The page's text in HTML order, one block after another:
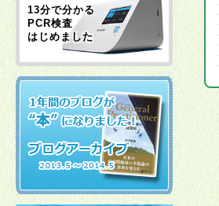
13分で分かる
PCR検査
はじめました